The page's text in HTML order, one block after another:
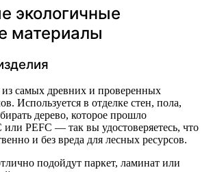
экологичные
материалы
самых древних и проверенных
Используется в отделке стен, пола,
дерево, которое прошло
PEFC — так вы удостоверяетесь, что
и без вреда для лесных ресурсов.
подойдут паркет, ламинат или